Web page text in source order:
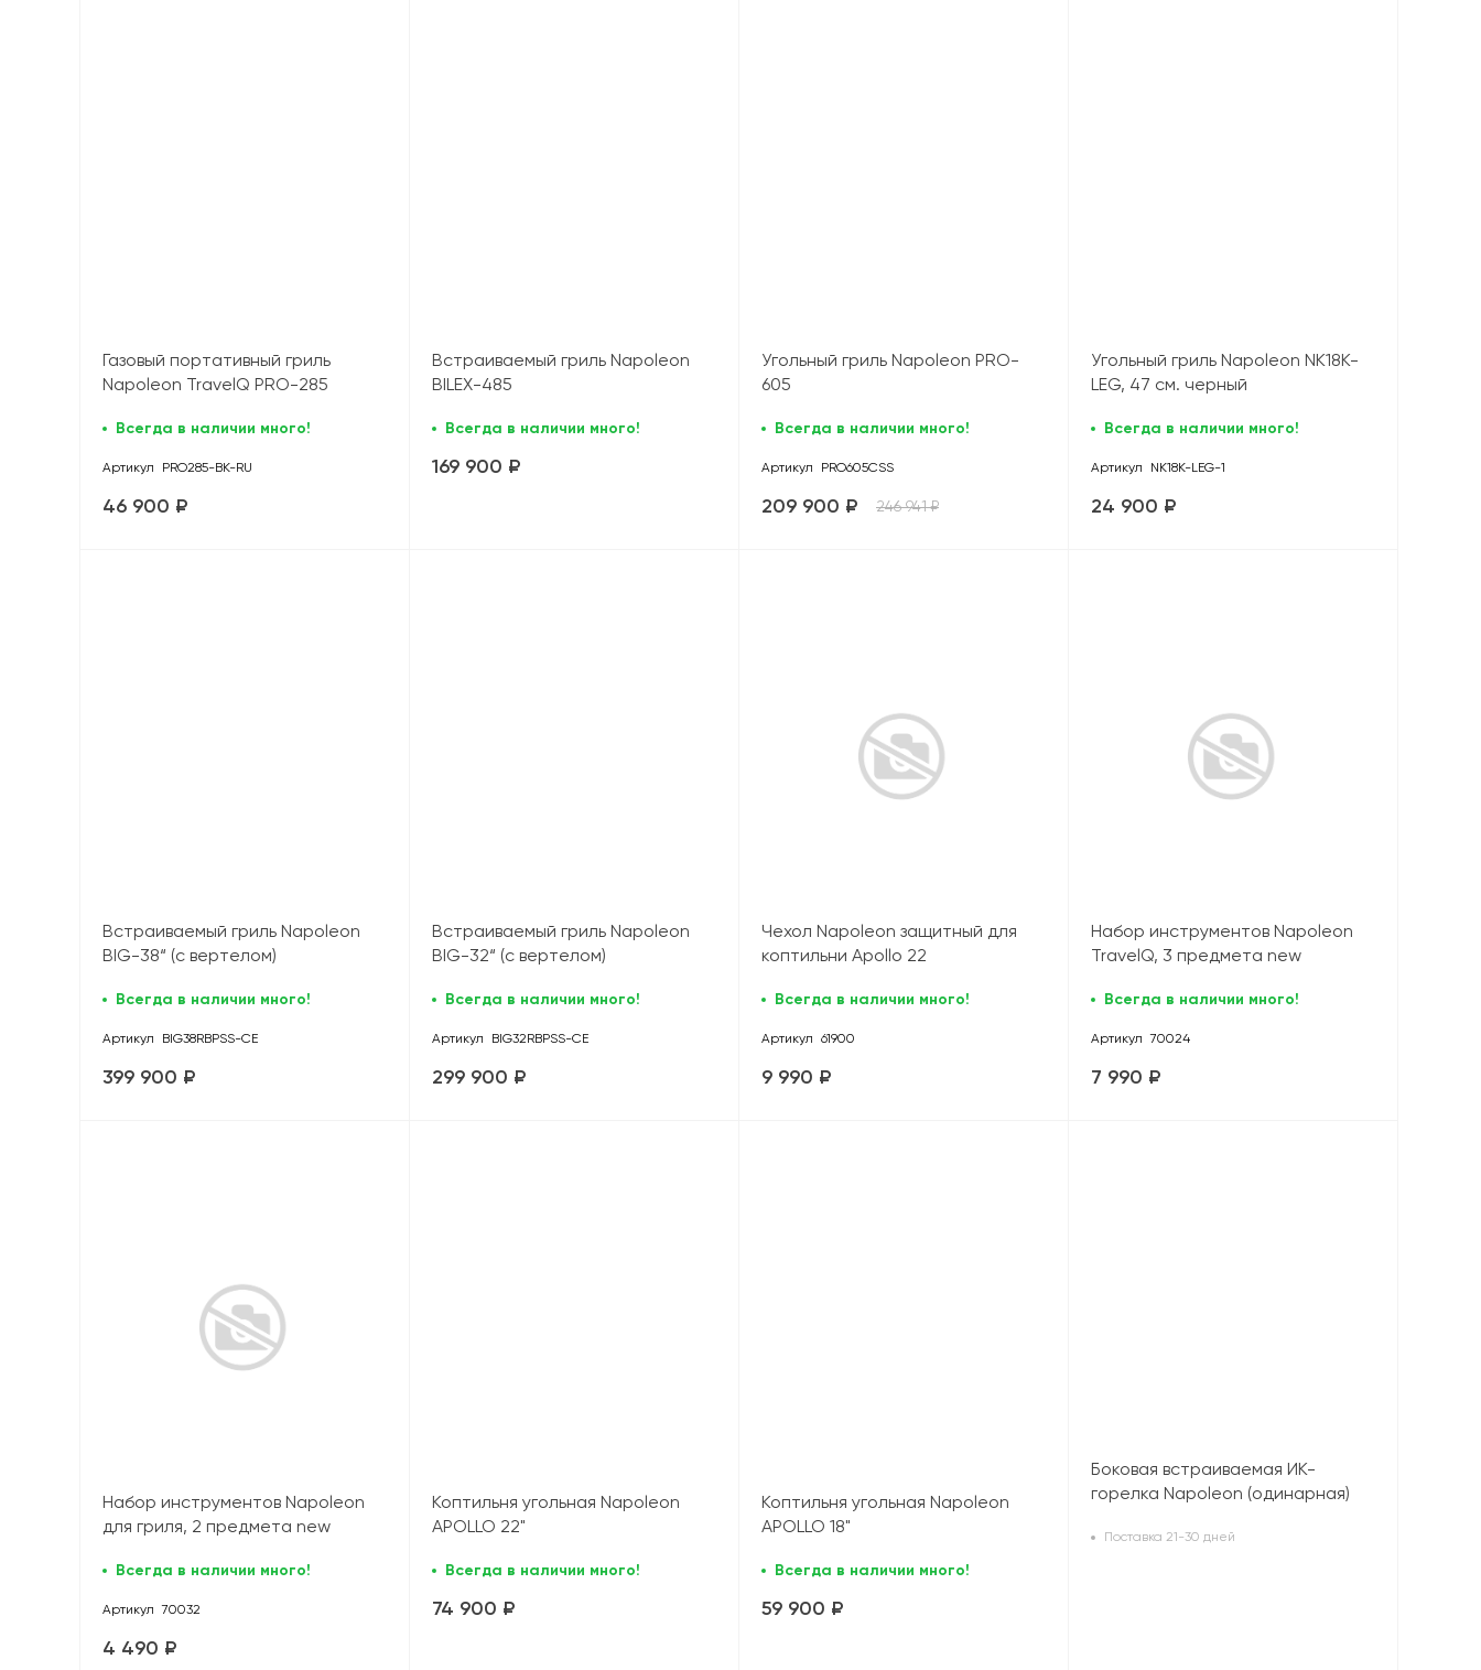
Газовый портативный гриль
Napoleon TravelQ PRO-285
Всегда в наличии много!
Артикул PRO285-BK-RU
46 900 ₽
Встраиваемый гриль Napoleon
BILEX-485
Всегда в наличии много!
169 900 ₽
Угольный гриль Napoleon PRO-
605
Всегда в наличии много!
Артикул PRO605CSS
209 900 ₽ 246 941 ₽
Угольный гриль Napoleon NK18K-
LEG, 47 см. черный
Всегда в наличии много!
Артикул NK18K-LEG-1
24 900 ₽
Встраиваемый гриль Napoleon
BIG-38“ (с вертелом)
Всегда в наличии много!
Артикул BIG38RBPSS-CE
399 900 ₽
Встраиваемый гриль Napoleon
BIG-32“ (с вертелом)
Всегда в наличии много!
Артикул BIG32RBPSS-CE
299 900 ₽
Чехол Napoleon защитный для
коптильни Apollo 22
Всегда в наличии много!
Артикул 61900
9 990 ₽
Набор инструментов Napoleon
TravelQ, 3 предмета new
Всегда в наличии много!
Артикул 70024
7 990 ₽
Набор инструментов Napoleon
для гриля, 2 предмета new
Всегда в наличии много!
Артикул 70032
4 490 ₽
Коптильня угольная Napoleon
APOLLO 22"
Всегда в наличии много!
74 900 ₽
Коптильня угольная Napoleon
APOLLO 18"
Всегда в наличии много!
59 900 ₽
Боковая встраиваемая ИК-
горелка Napoleon (одинарная)
Поставка 21-30 дней